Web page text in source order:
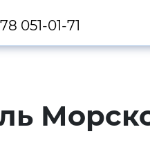
051-01-71